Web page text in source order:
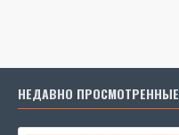
НЕДАВНО ПРОСМОТРЕННЫЕ